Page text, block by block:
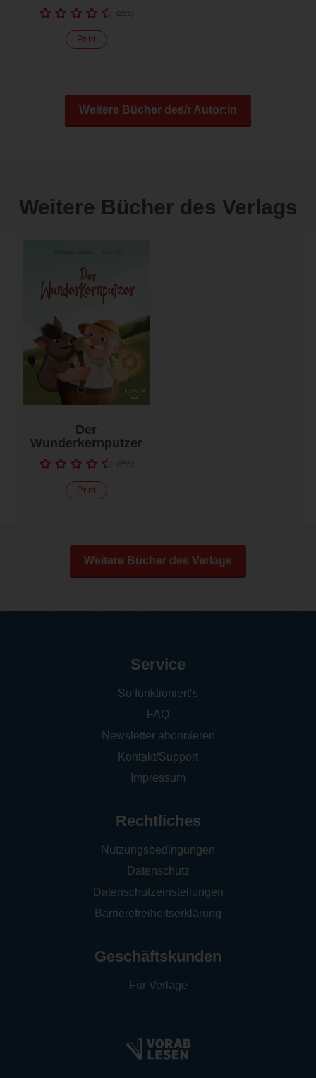
(255)
Print
Weitere Bücher des/r Autor:in
Weitere Bücher des Verlags
Der
Wunderkernputzer
(255)
Print
Weitere Bücher des Verlags
Service
So funktioniert‘s
FAQ
Newsletter abonnieren
Kontakt/Support
Impressum
Rechtliches
Nutzungsbedingungen
Datenschutz
Datenschutzeinstellungen
Barrierefreiheitserklärung
Geschäftskunden
Für Verlage